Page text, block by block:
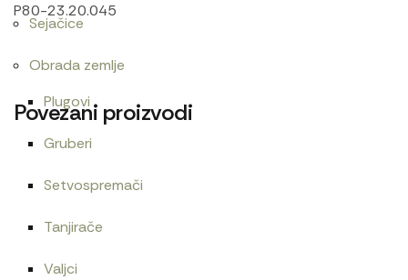
Sejačice
Obrada zemlje
Plugovi
Gruberi
Setvospremači
Tanjirače
Valjci
P80-23.20.045
Povezani proizvodi
Alnaser LTZ-JUMZ
21.600